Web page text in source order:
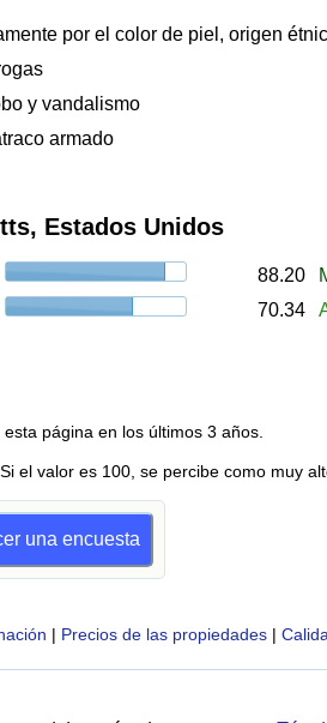
por el color de piel, origen
y vandalismo
armado
Estados Unidos
88.20
70.34
página en los últimos 3 años.
el valor es 100, se percibe como muy
una encuesta
| Precios de las propiedades |